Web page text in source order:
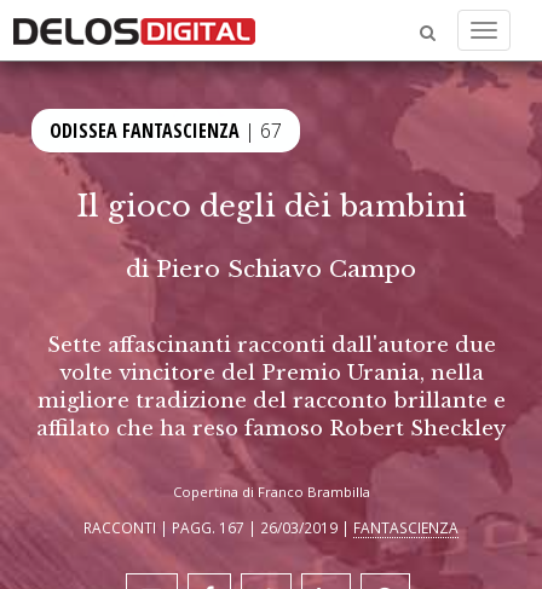
Menu
ODISSEA FANTASCIENZA | 67
Il gioco degli dèi bambini
diPiero Schiavo Campo
Sette affascinanti racconti dall'autore due
volte vincitore del Premio Urania, nella
migliore tradizione del racconto brillante e
affilato che ha reso famoso Robert Sheckley
Copertina di Franco Brambilla
RACCONTI | PAGG. 167 | 26/03/2019 | FANTASCIENZA